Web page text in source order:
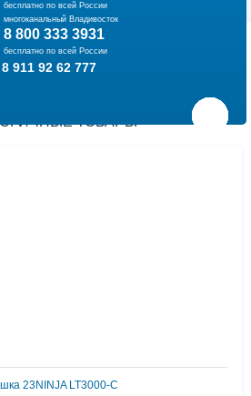
бесплатно по всей России
многоканальный Владивосток
8 800 333 3931
бесплатно по всей России
8 911 92 62 777
ТОВАРЫ
23NINJA LT3000-C